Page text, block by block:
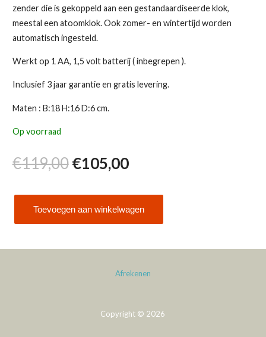
zender die is gekoppeld aan een gestandaardiseerde klok,
meestal een atoomklok. Ook zomer- en wintertijd worden
automatisch ingesteld.
Werkt op 1 AA, 1,5 volt batterij ( inbegrepen ).
Inclusief 3 jaar garantie en gratis levering.
Maten : B:18 H:16 D:6 cm.
Op voorraad
€119,00Oorspronkelijke
prijs
was:
€119,00.
€105,00Huidige
prijs
is:
€105,00.
Toevoegen aan winkelwagen
Afrekenen
Copyright © 2026